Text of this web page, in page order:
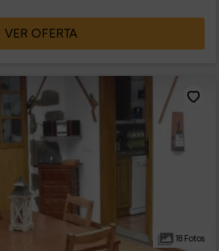
VER OFERTA
18 Fotos